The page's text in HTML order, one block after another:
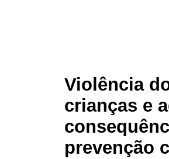
Violência
crianças e
prevenção